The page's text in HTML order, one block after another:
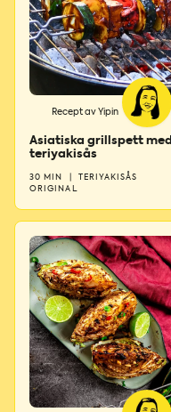
Recept av Yipin
Asiatiska grillspett med
teriyakisås
30 MIN
TERIYAKISÅS
ORIGINAL